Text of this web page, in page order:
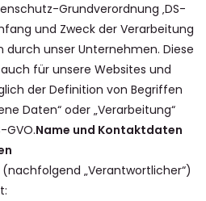
Grundverordnung ‚DS-
und Zweck der Verarbeitung
unser Unternehmen. Diese
für unsere Websites und
der Definition von Begriffen
Daten“ oder „Verarbeitung“
GVO.Name und Kontaktdaten
„Verantwortlicher“)